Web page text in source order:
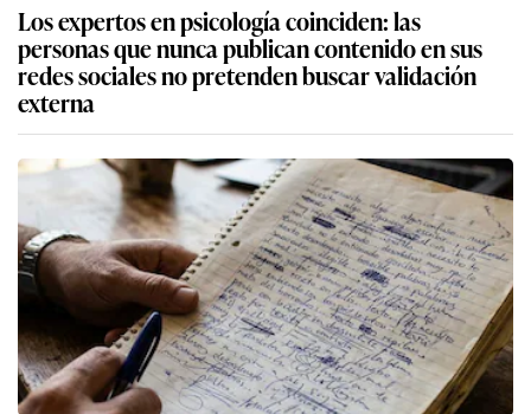
Los expertos en psicología coinciden: las
personas que nunca publican contenido en sus
redes sociales no pretenden buscar validación
externa